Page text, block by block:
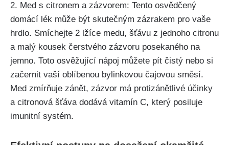
2. Med s citronem a zázvorem:​ Tento ⁣osvědčený
domácí ⁢lék může být skutečným zázrakem pro vaše
hrdlo. Smíchejte 2 ‌lžíce medu, šťávu z ‍jednoho citronu⁤
a malý kousek čerstvého ⁢zázvoru posekaného na
jemno. Toto⁣ osvěžující‌ nápoj můžete pít ‌čistý ​nebo si
⁤začernit vaší⁤ oblíbenou bylinkovou‌ čajovou směsí.
Med zmírňuje zánět, zázvor má protizánětlivé účinky
a citronová‌ šťáva dodává vitamín⁢ C,‍ který posiluje
imunitní systém.